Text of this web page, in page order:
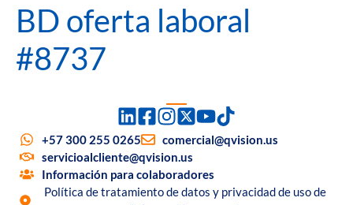
BD oferta laboral
#8737
+57 300 255 0265
comercial@qvision.us
servicioalcliente@qvision.us
Información para colaboradores
Política de tratamiento de datos y privacidad de uso de